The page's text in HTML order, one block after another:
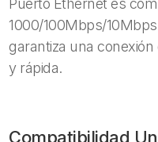
Puerto Ethernet es
1000/100Mbps/
garantiza una
y rápida.
Compatibilidad